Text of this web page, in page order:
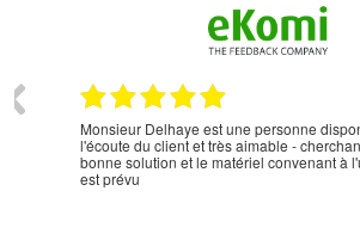
Monsieur Delhaye est une personne
l'écoute du client et très aimable -
bonne solution et le matériel convenant à
est prévu